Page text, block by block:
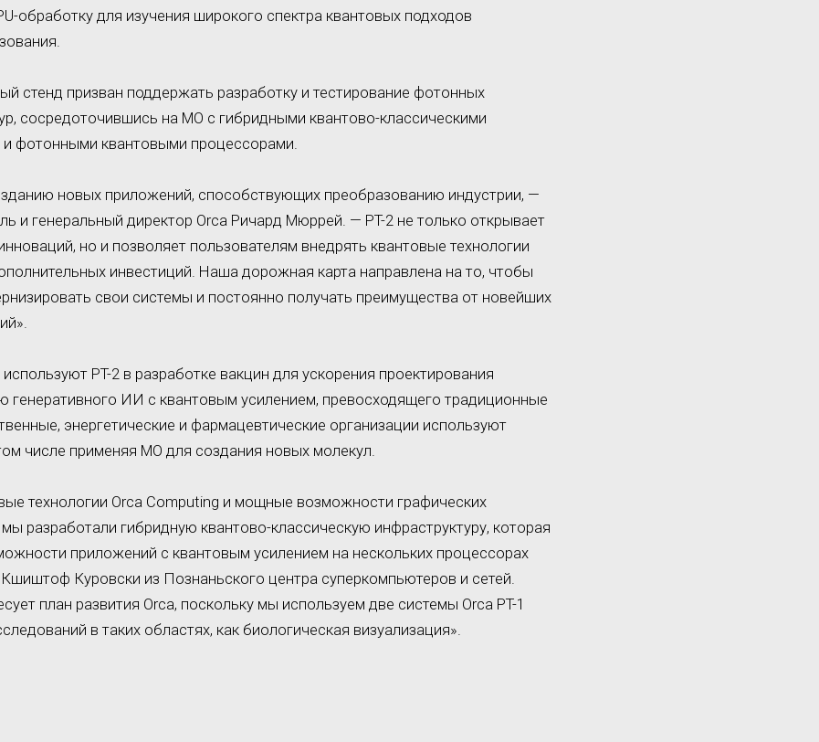
обработку для изучения широкого спектра квантовых подходов
стенд призван поддержать разработку и тестирование фотонных
сосредоточившись на МО с гибридными квантово-классическими
фотонными квантовыми процессорами.
новых приложений, способствующих преобразованию индустрии, —
и генеральный директор Orca Ричард Мюррей. — PT-2 не только открывает
но и позволяет пользователям внедрять квантовые технологии
инвестиций. Наша дорожная карта направлена на то, чтобы
свои системы и постоянно получать преимущества от новейших
PT-2 в разработке вакцин для ускорения проектирования
генеративного ИИ с квантовым усилением, превосходящего традиционные
энергетические и фармацевтические организации используют
числе применяя МО для создания новых молекул.
технологии Orca Computing и мощные возможности графических
разработали гибридную квантово-классическую инфраструктуру, которая
приложений с квантовым усилением на нескольких процессорах
Кшиштоф Куровски из Познаньского центра суперкомпьютеров и сетей.
план развития Orca, поскольку мы используем две системы Orca PT-1
в таких областях, как биологическая визуализация».